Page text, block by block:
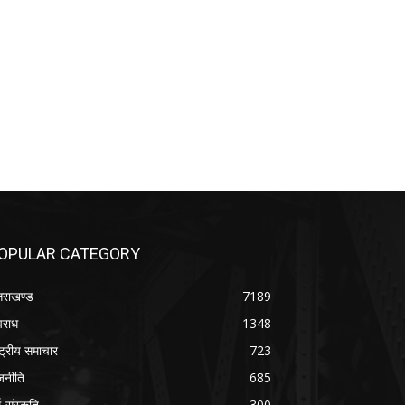
CATEGORY
7189
1348
समाचार
723
685